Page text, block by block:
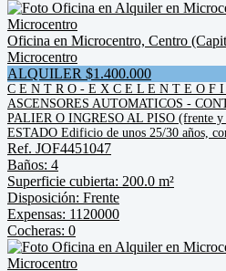
Oficina en Microcentro, Centro
Microcentro
ALQUILER $1.400.000
C E N T R O - E X C E L E N T E O F
ASCENSORES AUTOMATICOS -
PALIER O INGRESO AL PISO (frente
ESTADO Edificio de unos 25/30 años,
Ref. JOF4451047
Baños: 4
Superficie cubierta: 200.0 m²
Disposición: Frente
Expensas: 1120000
Cocheras: 0